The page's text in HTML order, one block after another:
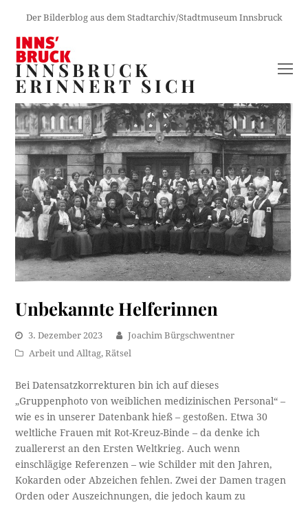
Der Bilderblog aus dem Stadtarchiv/Stadtmuseum Innsbruck
INNSBRUCK
ERINNERT SICH
Unbekannte Helferinnen
3. Dezember 2023
Joachim Bürgschwentner
Arbeit und Alltag,Rätsel
Bei Datensatzkorrekturen bin ich auf dieses
„Gruppenphoto von weiblichen medizinischen Personal“ –
wie es in unserer Datenbank hieß – gestoßen. Etwa 30
weltliche Frauen mit Rot-Kreuz-Binde – da denke ich
zuallererst an den Ersten Weltkrieg. Auch wenn
einschlägige Referenzen – wie Schilder mit den Jahren,
Kokarden oder Abzeichen fehlen. Zwei der Damen tragen
Orden oder Auszeichnungen, die jedoch kaum zu